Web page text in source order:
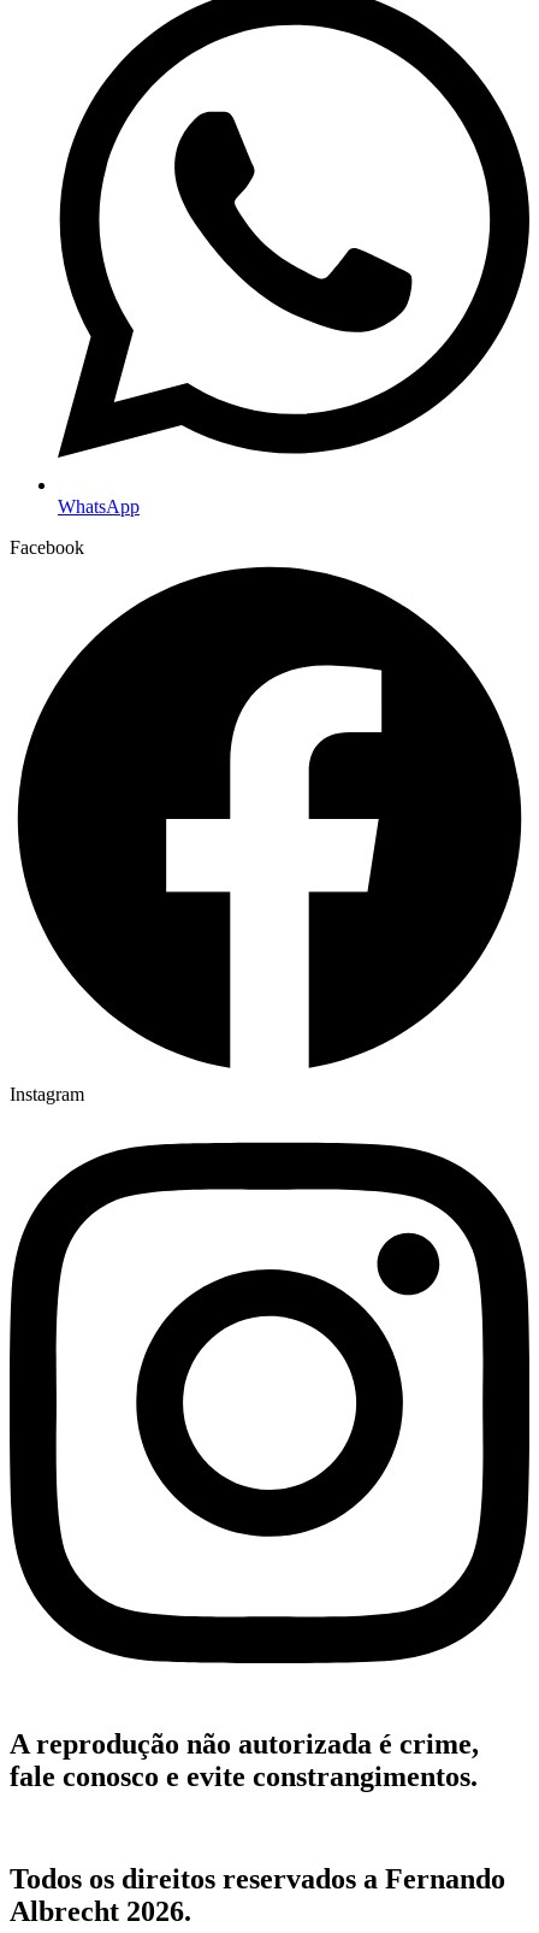
WhatsApp
Facebook
Instagram
A reprodução não autorizada é crime,
fale conosco e evite constrangimentos.
Todos os direitos reservados a Fernando
Albrecht 2026.